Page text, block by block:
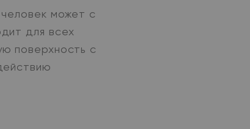
может с
для всех
поверхность с